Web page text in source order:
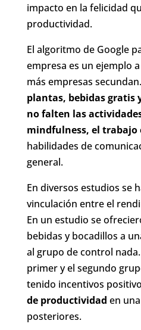
impacto en la felicidad
productividad.
El algoritmo de Google
empresa es un ejemplo
más empresas secundan.
plantas, bebidas gratis
no falten las
mindfulness, el trabajo
habilidades de
general.
En diversos estudios se
vinculación entre el
En un estudio se
bebidas y bocadillos a
al grupo de control
primer y el segundo
tenido incentivos
de productividad en
posteriores.